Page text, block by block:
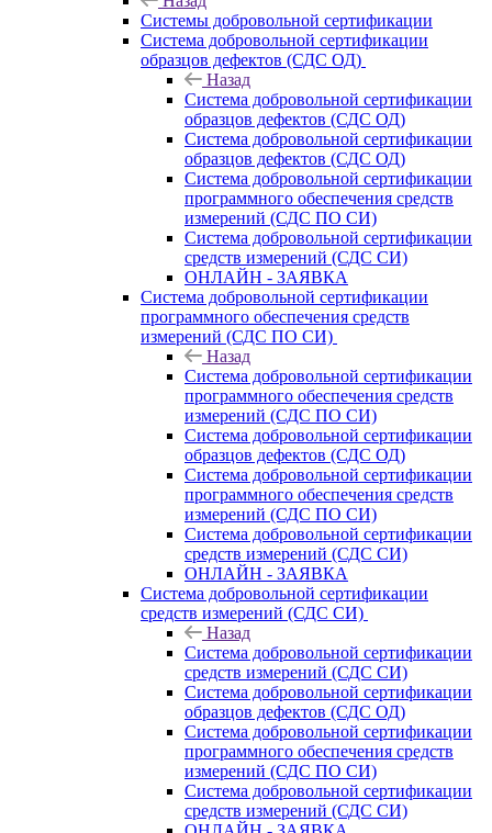
Системы добровольной сертификации
Система добровольной сертификации
образцов дефектов (СДС ОД)
Назад
Система добровольной сертификации
образцов дефектов (СДС ОД)
Система добровольной сертификации
образцов дефектов (СДС ОД)
Система добровольной сертификации
программного обеспечения средств
измерений (СДС ПО СИ)
Система добровольной сертификации
средств измерений (СДС СИ)
ОНЛАЙН - ЗАЯВКА
Система добровольной сертификации
программного обеспечения средств
измерений (СДС ПО СИ)
Назад
Система добровольной сертификации
программного обеспечения средств
измерений (СДС ПО СИ)
Система добровольной сертификации
образцов дефектов (СДС ОД)
Система добровольной сертификации
программного обеспечения средств
измерений (СДС ПО СИ)
Система добровольной сертификации
средств измерений (СДС СИ)
ОНЛАЙН - ЗАЯВКА
Система добровольной сертификации
средств измерений (СДС СИ)
Назад
Система добровольной сертификации
средств измерений (СДС СИ)
Система добровольной сертификации
образцов дефектов (СДС ОД)
Система добровольной сертификации
программного обеспечения средств
измерений (СДС ПО СИ)
Система добровольной сертификации
средств измерений (СДС СИ)